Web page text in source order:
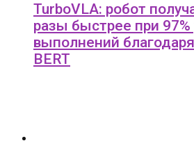
TurboVLA: робот
разы быстрее при
выполнений
BERT